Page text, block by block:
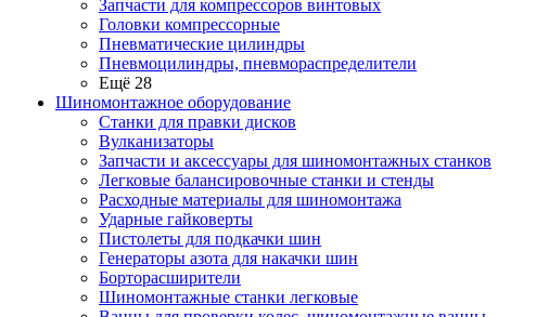
Запчасти для компрессоров винтовых
Головки компрессорные
Пневматические цилиндры
Пневмоцилиндры, пневмораспределители
Ещё 28
Шиномонтажное оборудование
Станки для правки дисков
Вулканизаторы
Запчасти и аксессуары для шиномонтажных станков
Легковые балансировочные станки и стенды
Расходные материалы для шиномонтажа
Ударные гайковерты
Пистолеты для подкачки шин
Генераторы азота для накачки шин
Борторасширители
Шиномонтажные станки легковые